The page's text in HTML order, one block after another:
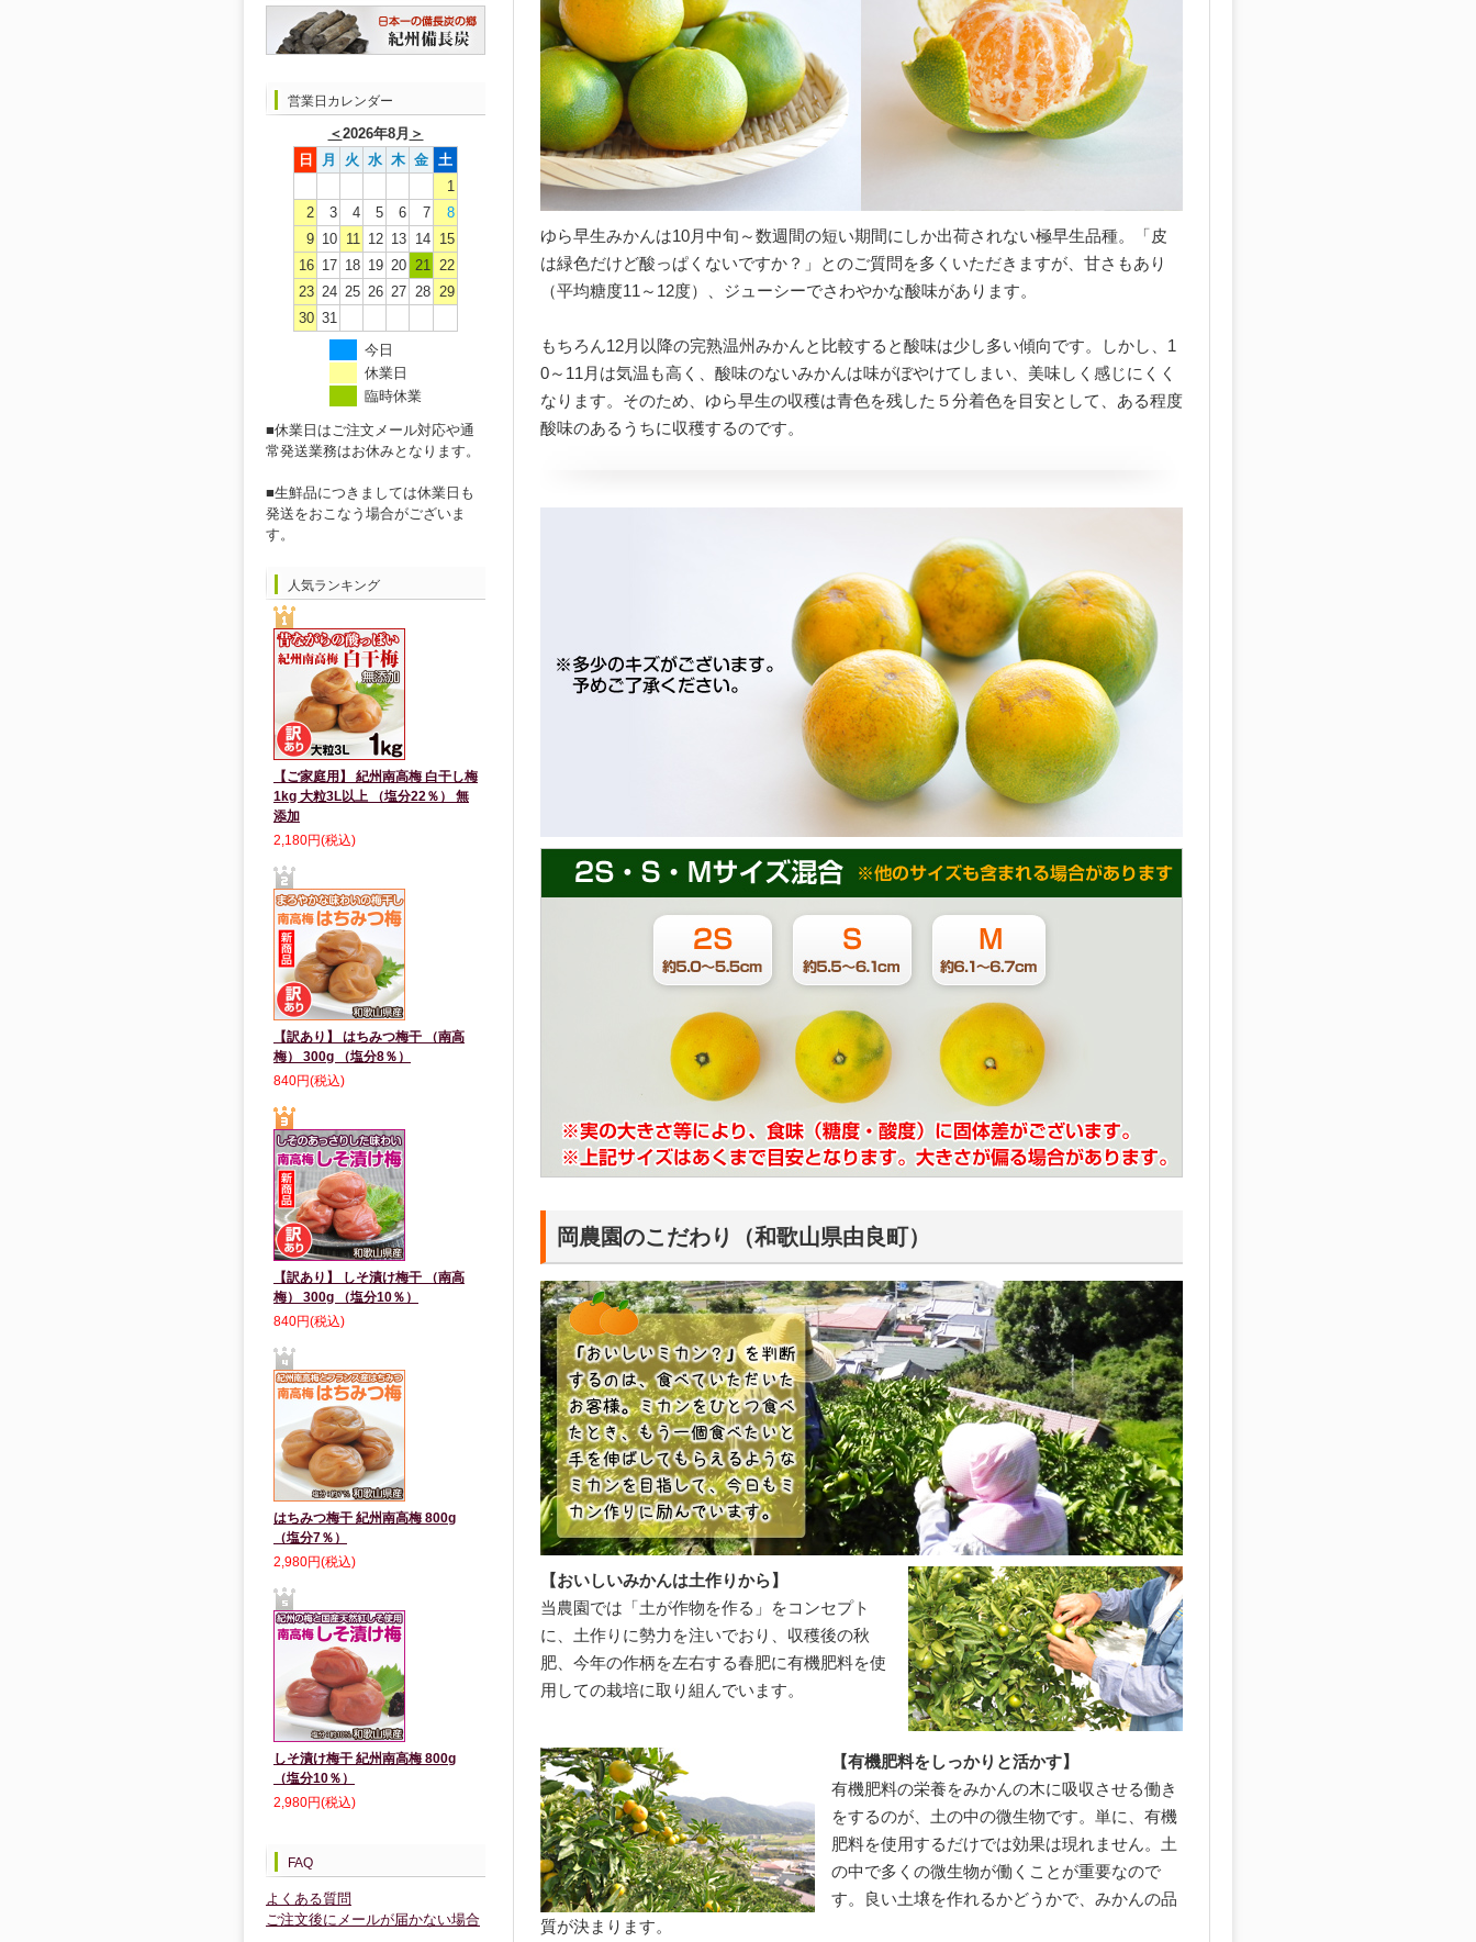
営業日カレンダー
＜2026年8月 ＞
日
月 火 水 木 金 土
1
2
3 4 5 6 7
8
9 10 11 12 13 14 15
16 17 18 19 20 21 22
23 24 25 26 27 28 29
30 31
今日
休業日
臨時休業
■休業日はご注文メール対応や通
常発送業務はお休みとなります。
■生鮮品につきましては休業日も
発送をおこなう場合がございま
す。
人気ランキング
【ご家庭用】 紀州南高梅 白干し梅
1kg 大粒3L以上 （塩分22％） 無
添加
2,180円(税込)
【訳あり】 はちみつ梅干 （南高
梅） 300g （塩分8％）
840円(税込)
【訳あり】 しそ漬け梅干 （南高
梅） 300g （塩分10％）
840円(税込)
はちみつ梅干 紀州南高梅 800g
（塩分7％）
2,980円(税込)
しそ漬け梅干 紀州南高梅 800g
（塩分10％）
2,980円(税込)
FAQ
よくある質問
ご注文後にメールが届かない場合
ゆら早生みかんは10月中旬～数週間の短い期間にしか出荷されない極早生品種。「皮
は緑色だけど酸っぱくないですか？」とのご質問を多くいただきますが、甘さもあり
（平均糖度11～12度）、ジューシーでさわやかな酸味があります。
もちろん12月以降の完熟温州みかんと比較すると酸味は少し多い傾向です。しかし、1
0～11月は気温も高く、酸味のないみかんは味がぼやけてしまい、美味しく感じにくく
なります。そのため、ゆら早生の収穫は青色を残した５分着色を目安として、ある程度
酸味のあるうちに収穫するのです。
岡農園のこだわり（和歌山県由良町）
【おいしいみかんは土作りから】
当農園では「土が作物を作る」をコンセプト
に、土作りに勢力を注いでおり、収穫後の秋
肥、今年の作柄を左右する春肥に有機肥料を使
用しての栽培に取り組んでいます。
【有機肥料をしっかりと活かす】
有機肥料の栄養をみかんの木に吸収させる働き
をするのが、土の中の微生物です。単に、有機
肥料を使用するだけでは効果は現れません。土
の中で多くの微生物が働くことが重要なので
す。良い土壌を作れるかどうかで、みかんの品
質が決まります。